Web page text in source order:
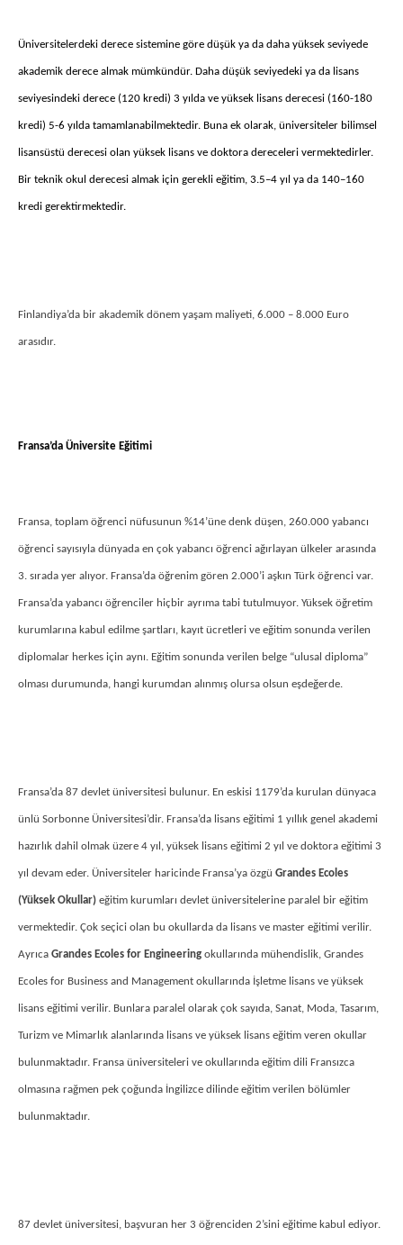
Üniversitelerdeki derece sistemine göre düşük ya da daha yüksek seviyede
akademik derece almak mümkündür. Daha düşük seviyedeki ya da lisans
seviyesindeki derece (120 kredi) 3 yılda ve yüksek lisans derecesi (160-180
kredi) 5-6 yılda tamamlanabilmektedir. Buna ek olarak, üniversiteler bilimsel
lisansüstü derecesi olan yüksek lisans ve doktora dereceleri vermektedirler.
Bir teknik okul derecesi almak için gerekli eğitim, 3.5–4 yıl ya da 140–160
kredi gerektirmektedir.
Finlandiya’da bir akademik dönem yaşam maliyeti, 6.000 – 8.000 Euro
arasıdır.
Fransa’da Üniversite Eğitimi
Fransa, toplam öğrenci nüfusunun %14’üne denk düşen, 260.000 yabancı
öğrenci sayısıyla dünyada en çok yabancı öğrenci ağırlayan ülkeler arasında
3. sırada yer alıyor. Fransa’da öğrenim gören 2.000’i aşkın Türk öğrenci var.
Fransa’da yabancı öğrenciler hiçbir ayrıma tabi tutulmuyor. Yüksek öğretim
kurumlarına kabul edilme şartları, kayıt ücretleri ve eğitim sonunda verilen
diplomalar herkes için aynı. Eğitim sonunda verilen belge “ulusal diploma”
olması durumunda, hangi kurumdan alınmış olursa olsun eşdeğerde.
Fransa’da 87 devlet üniversitesi bulunur. En eskisi 1179’da kurulan dünyaca
ünlü Sorbonne Üniversitesi’dir. Fransa’da lisans eğitimi 1 yıllık genel akademi
hazırlık dahil olmak üzere 4 yıl, yüksek lisans eğitimi 2 yıl ve doktora eğitimi 3
yıl devam eder. Üniversiteler haricinde Fransa’ya özgü Grandes Ecoles
(Yüksek Okullar) eğitim kurumları devlet üniversitelerine paralel bir eğitim
vermektedir. Çok seçici olan bu okullarda da lisans ve master eğitimi verilir.
Ayrıca Grandes Ecoles for Engineering okullarında mühendislik, Grandes
Ecoles for Business and Management okullarında İşletme lisans ve yüksek
lisans eğitimi verilir. Bunlara paralel olarak çok sayıda, Sanat, Moda, Tasarım,
Turizm ve Mimarlık alanlarında lisans ve yüksek lisans eğitim veren okullar
bulunmaktadır. Fransa üniversiteleri ve okullarında eğitim dili Fransızca
olmasına rağmen pek çoğunda İngilizce dilinde eğitim verilen bölümler
bulunmaktadır.
87 devlet üniversitesi, başvuran her 3 öğrenciden 2’sini eğitime kabul ediyor.